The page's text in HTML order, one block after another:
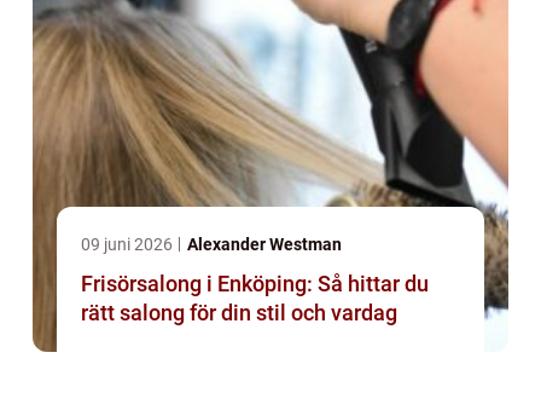
09 juni 2026 Alexander Westman
Frisörsalong i Enköping: Så hittar du
rätt salong för din stil och vardag